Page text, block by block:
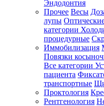
Эндодонтия
Прочее Весы
лупы
категории
процедурные
Иммобилизация
Повязки
Все категории
пациента
транспортные
Проктология
Рентгенология